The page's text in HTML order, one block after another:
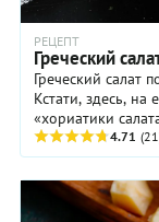
РЕЦЕПТ
Греческий
Греческий салат
Кстати, здесь,
«хориатики
«деревенский
4.71